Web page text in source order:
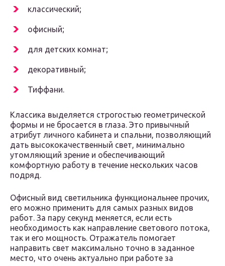
классический;
офисный;
для детских комнат;
декоративный;
Тиффани.
Классика выделяется строгостью геометрической
формы и не бросается в глаза. Это привычный
атрибут личного кабинета и спальни, позволяющий
дать высококачественный свет, минимально
утомляющий зрение и обеспечивающий
комфортную работу в течение нескольких часов
подряд.
Офисный вид светильника функциональнее прочих,
его можно применить для самых разных видов
работ. За пару секунд меняется, если есть
необходимость как направление светового потока,
так и его мощность. Отражатель помогает
направить свет максимально точно в заданное
место, что очень актуально при работе за